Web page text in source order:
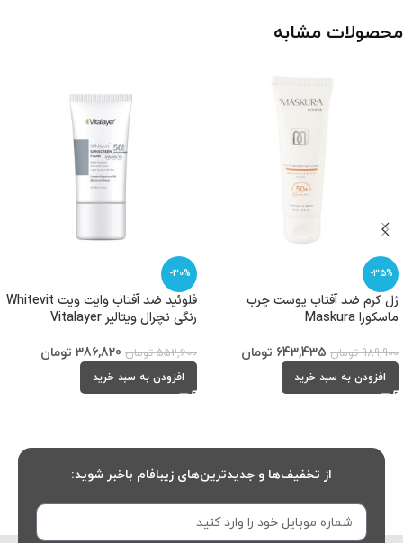
محصولات مشابه
-35%
ژل کرم ضد آفتاب پوست چرب
ماسکورا Maskura
989,900 تومان 643,435 تومان
افزودن به سبد خرید
-30%
فلوئید ضد آفتاب وایت ویت Whitevit
رنگی نچرال ویتالیر Vitalayer
552,600 تومان 386,820 تومان
افزودن به سبد خرید
از تخفیف‌ها و جدیدترین‌های زیبافام باخبر شوید: